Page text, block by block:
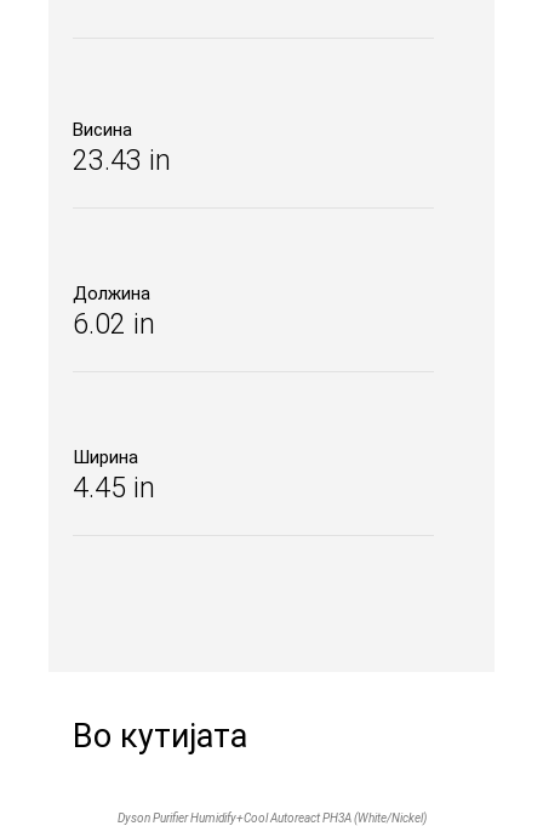
Висина
23.43 in
Должина
6.02 in
Ширина
4.45 in
Во кутијата
Dyson Purifier Humidify+Cool Autoreact PH3A (White/Nickel)